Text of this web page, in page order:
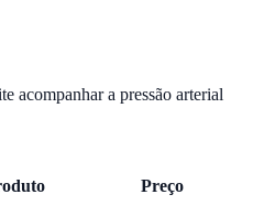
acompanhar a pressão arterial
Preço